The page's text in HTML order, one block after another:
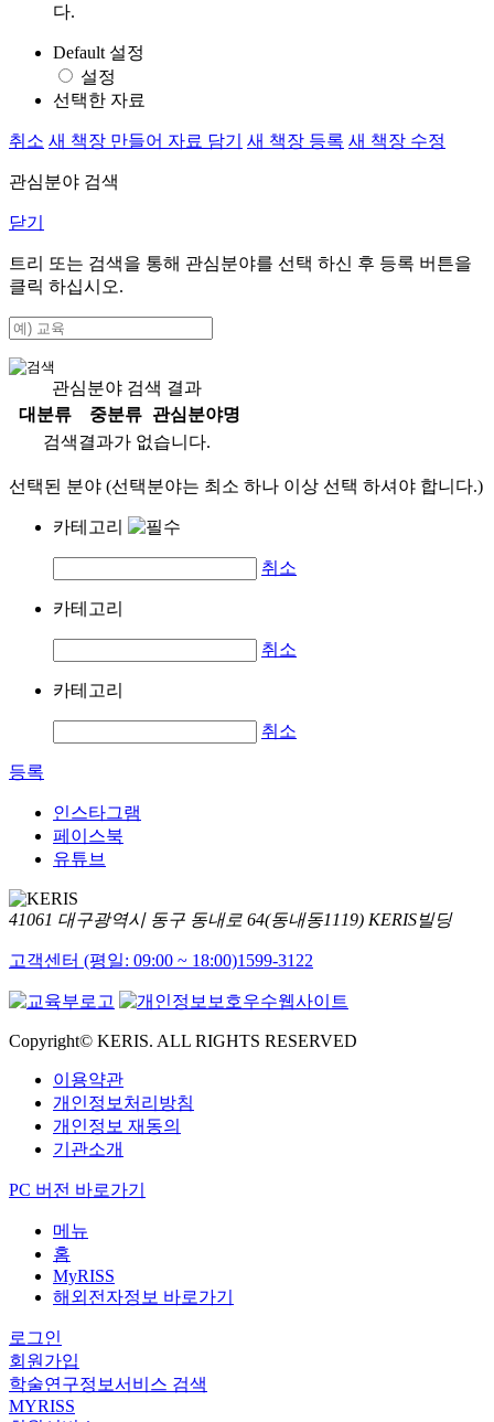
다.
Default 설정
설정
선택한 자료
취소 새 책장 만들어 자료 담기 새 책장 등록 새 책장 수정
관심분야 검색
닫기
트리 또는 검색을 통해 관심분야를 선택 하신 후 등록 버튼을
클릭 하십시오.
관심분야 검색 결과
대분류
중분류
관심분야명
검색결과가 없습니다.
선택된 분야 (선택분야는 최소 하나 이상 선택 하셔야 합니다.)
카테고리
취소
카테고리
취소
카테고리
취소
등록
인스타그램
페이스북
유튜브
41061 대구광역시 동구 동내로 64(동내동1119) KERIS빌딩
고객센터 (평일: 09:00 ~ 18:00)1599-3122
Copyright© KERIS. ALL RIGHTS RESERVED
이용약관
개인정보처리방침
개인정보 재동의
기관소개
PC 버전 바로가기
메뉴
홈
MyRISS
해외전자정보 바로가기
로그인
회원가입
학술연구정보서비스 검색
MYRISS